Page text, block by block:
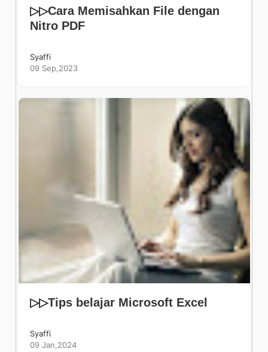
▷▷Cara Memisahkan File dengan
Nitro PDF
Syaffi
09 Sep,2023
▷▷Tips belajar Microsoft Excel
Syaffi
09 Jan,2024